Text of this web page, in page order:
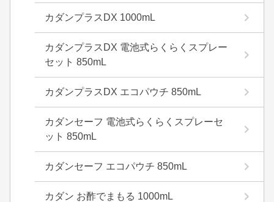
カダンプラスDX 1000mL
カダンプラスDX 電池式らくらくスプレー
セット 850mL
カダンプラスDX エコパウチ 850mL
カダンセーフ 電池式らくらくスプレーセ
ット 850mL
カダンセーフ エコパウチ 850mL
カダン お酢でまもる 1000mL